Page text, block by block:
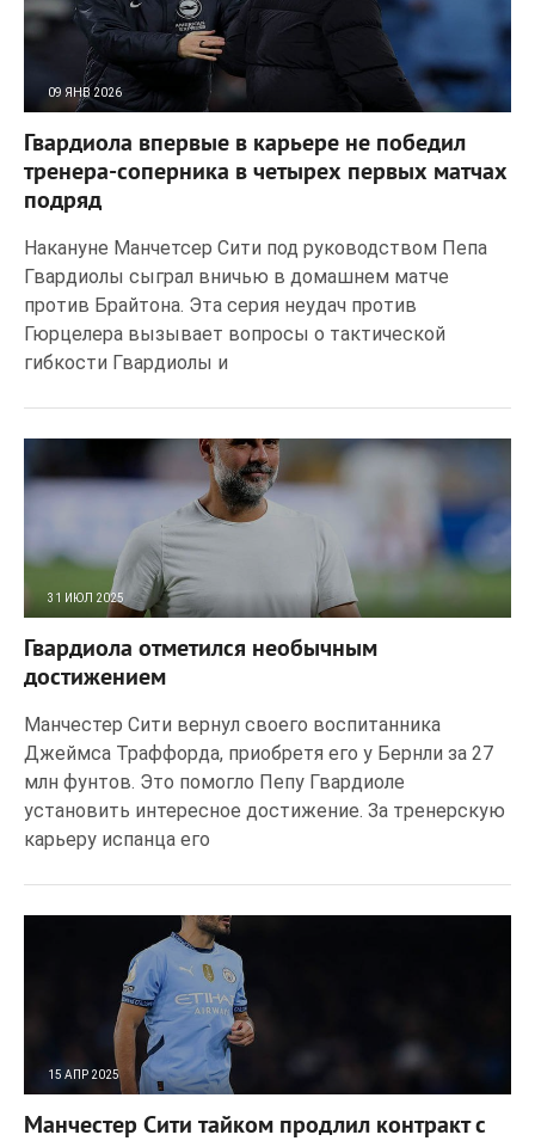
09 ЯНВ 2026
Гвардиола впервые в карьере не победил
тренера-соперника в четырех первых матчах
подряд
Накануне Манчетсер Сити под руководством Пепа
Гвардиолы сыграл вничью в домашнем матче
против Брайтона. Эта серия неудач против
Гюрцелера вызывает вопросы о тактической
гибкости Гвардиолы и
31 ИЮЛ 2025
Гвардиола отметился необычным
достижением
Манчестер Сити вернул своего воспитанника
Джеймса Траффорда, приобретя его у Бернли за 27
млн фунтов. Это помогло Пепу Гвардиоле
установить интересное достижение. За тренерскую
карьеру испанца его
15 АПР 2025
Манчестер Сити тайком продлил контракт с